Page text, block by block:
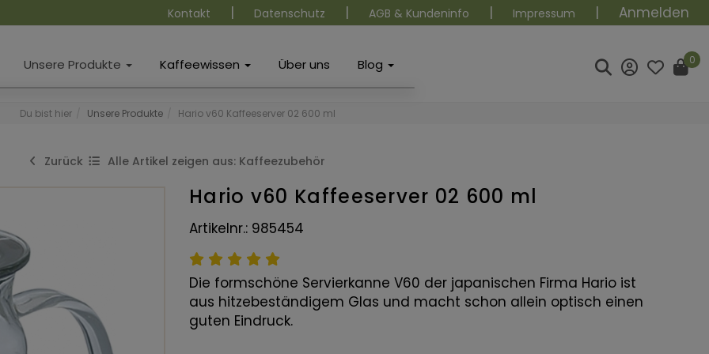
Kontakt | Datenschutz | AGB & Kundeninfo | Impressum | Anmelden
Unsere Produkte Kaffeewissen Über uns Blog 0
Du bist hier Unsere Produkte Hario v60 Kaffeeserver 02 600 ml
Zurück Alle Artikel zeigen aus: Kaffeezubehör
Hario v60 Kaffeeserver 02 600 ml
Artikelnr.: 985454
Die formschöne Servierkanne V60 der japanischen Firma Hario ist
aus hitzebeständigem Glas und macht schon allein optisch einen
guten Eindruck.